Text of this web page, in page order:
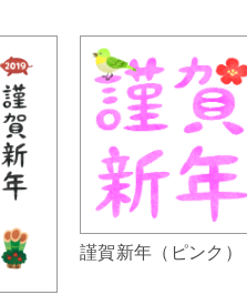
謹賀新年（ピンク）